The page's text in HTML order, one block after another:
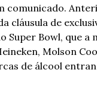
comunicado.
cláusula de
Super Bowl, que a
Molson
de álcool